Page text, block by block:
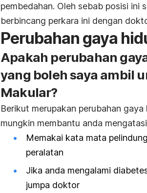
pembedahan. Oleh sebab posisi ini
berbincang perkara ini dengan
Perubahan gaya
Apakah perubahan
yang boleh saya ambil
Makular?
Berikut merupakan perubahan
mungkin membantu anda
Memakai kata mata
peralatan
Jika anda mengalami
jumpa doktor